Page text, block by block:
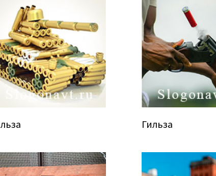
Гильза